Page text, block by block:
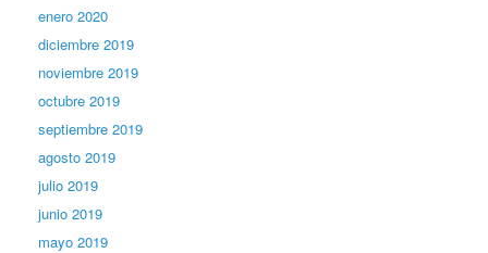
enero 2020
diciembre 2019
noviembre 2019
octubre 2019
septiembre 2019
agosto 2019
julio 2019
junio 2019
mayo 2019